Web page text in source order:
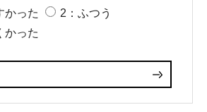
かった
2：ふつう
かった